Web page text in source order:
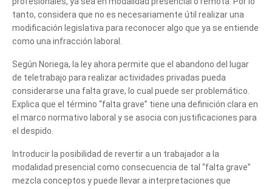
Cuéntanos, ¿Cómo
te podemos ayudar?
tanto, considera que no es necesariamente útil realizar una
modificación legislativa para reconocer algo que ya se entiende
como una infracción laboral.
Según Noriega, la ley ahora permite que el abandono del lugar
de teletrabajo para realizar actividades privadas pueda
considerarse una falta grave, lo cual puede ser problemático.
Explica que el término “falta grave” tiene una definición clara en
el marco normativo laboral y se asocia con justificaciones para
el despido.
Introducir la posibilidad de revertir a un trabajador a la
modalidad presencial como consecuencia de tal “falta grave”
mezcla conceptos y puede llevar a interpretaciones que